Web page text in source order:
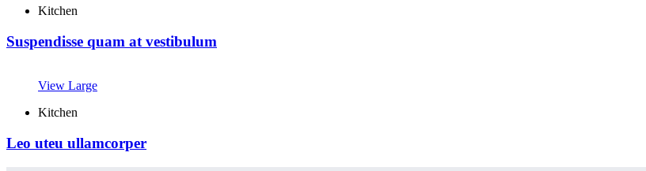
Kitchen
Suspendisse quam at vestibulum
View Large
Kitchen
Leo uteu ullamcorper